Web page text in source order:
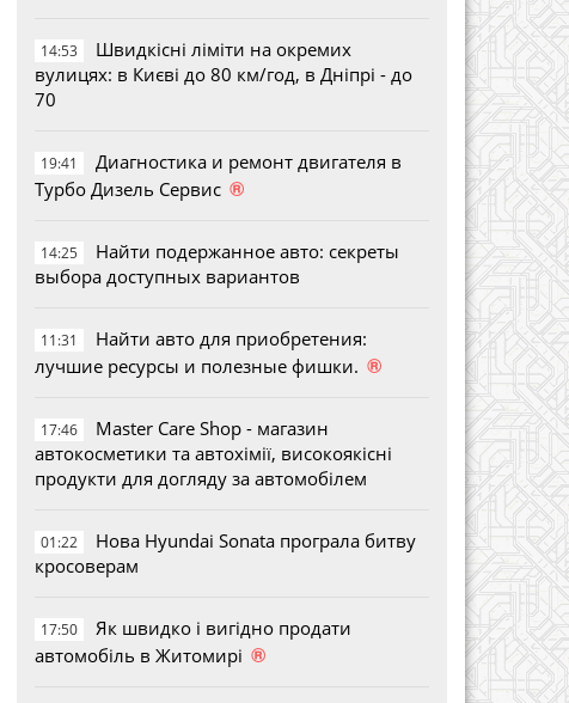
14:53
Швидкісні ліміти на окремих
вулицях: в Києві до 80 км/год, в Дніпрі - до
70
19:41
Диагностика и ремонт двигателя в
Турбо Дизель Сервис ®
14:25
Найти подержанное авто: секреты
выбора доступных вариантов
11:31
Найти авто для приобретения:
лучшие ресурсы и полезные фишки. ®
17:46
Master Care Shop - магазин
автокосметики та автохімії, високоякісні
продукти для догляду за автомобілем
01:22
Нова Hyundai Sonata програла битву
кросоверам
17:50
Як швидко і вигідно продати
автомобіль в Житомирі ®